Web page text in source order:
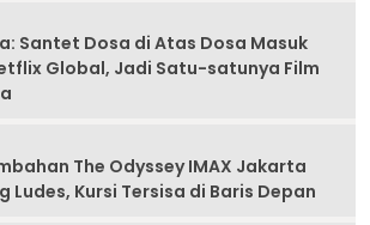
Santet Dosa di Atas Dosa Masuk
Global, Jadi Satu-satunya Film
The Odyssey IMAX Jakarta
Ludes, Kursi Tersisa di Baris Depan